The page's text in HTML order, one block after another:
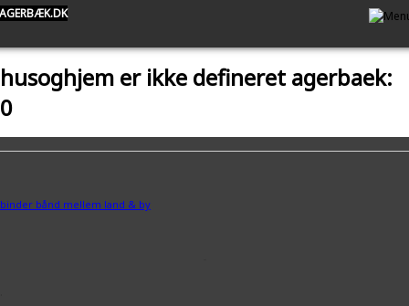
AGERBÆK.DK
husoghjem er ikke defineret agerbaek:
0
binder bånd mellem land & by